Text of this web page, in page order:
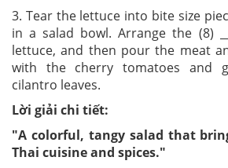
3. Tear the lettuce into bite size
in a salad bowl. Arrange the (8)
lettuce, and then pour the meat
with the cherry tomatoes and
cilantro leaves.
Lời giải chi tiết:
"A colorful, tangy salad that
Thai cuisine and spices."